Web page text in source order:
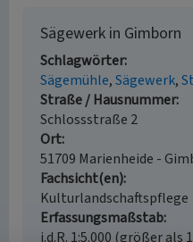
Sägewerk in Gimborn
Schlagwörter
Sägemühle Sägewerk
Straße / Hausnummer
Schlossstraße 2
Ort
51709 Marienheide -
Fachsicht(en)
Kulturlandschaftspflege
Erfassungsmaßstab
i.d.R. 1:5.000 (größer als